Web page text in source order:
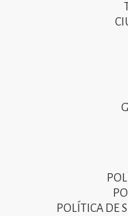
POLÍTICA DE